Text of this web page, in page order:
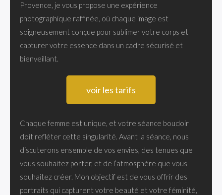
Provence, je vous propose une expérience
photographique raffinée, où chaque image est
soigneusement conçue pour sublimer votre corps et
capturer votre essence dans un cadre sécurisé et
bienveillant.
voir les tarifs
Chaque femme est unique, et votre séance boudoir
doit refléter cette singularité. Avant la séance, nous
discuterons ensemble de vos envies, des tenues que
vous souhaitez porter, et de l’atmosphère que vous
souhaitez créer. Mon objectif est de vous offrir des
portraits qui capturent votre beauté et votre féminité,